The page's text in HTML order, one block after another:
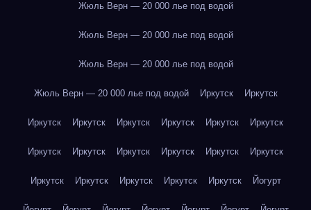
Жюль Верн — 20 000 лье под водой
Жюль Верн — 20 000 лье под водой
Жюль Верн — 20 000 лье под водой
Жюль Верн — 20 000 лье под водой Иркутск Иркутск
Иркутск Иркутск Иркутск Иркутск Иркутск Иркутск
Иркутск Иркутск Иркутск Иркутск Иркутск Иркутск
Иркутск Иркутск Иркутск Иркутск Иркутск Йогурт